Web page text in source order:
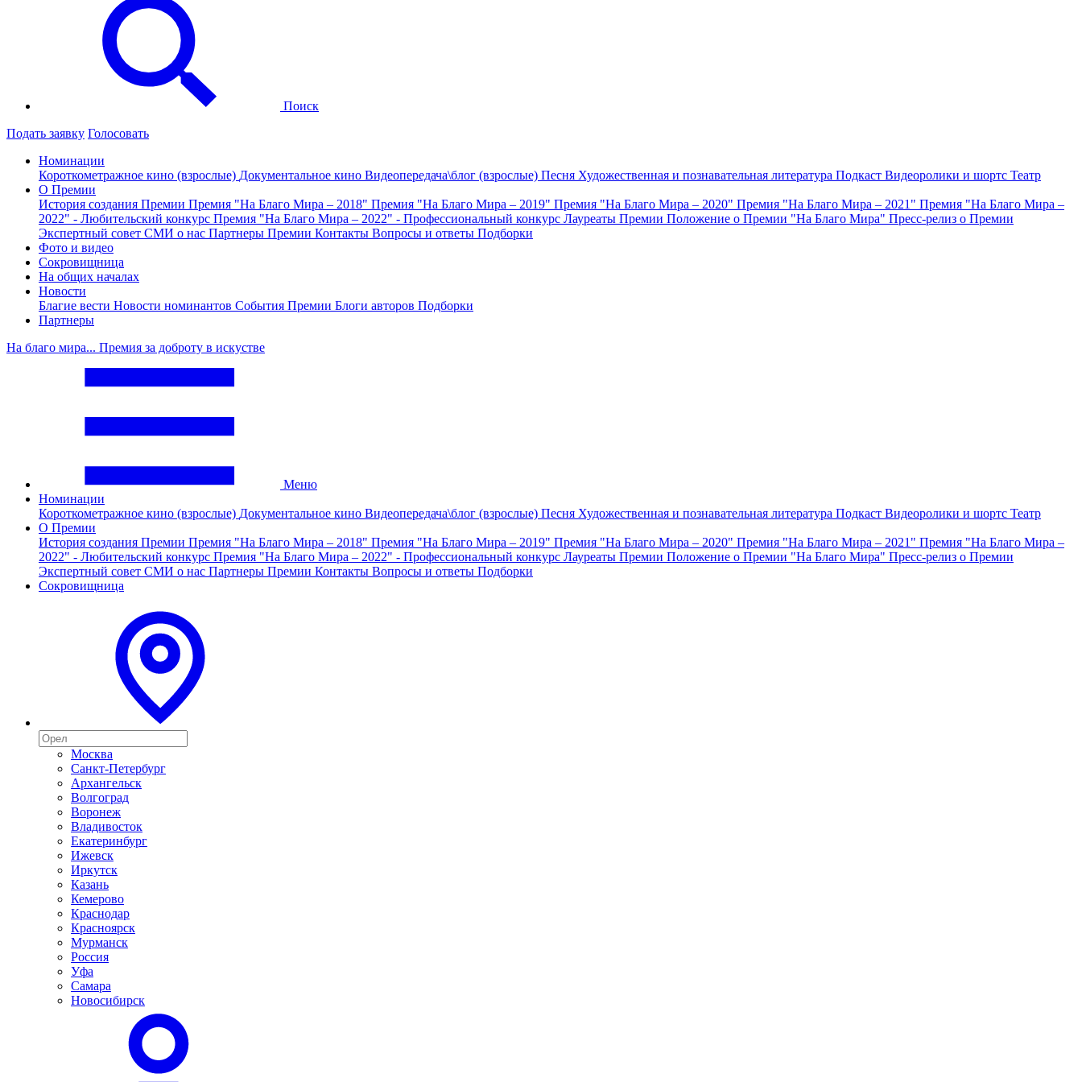
Поиск
Подать заявку Голосовать
Номинации
Короткометражное кино (взрослые) Документальное кино Видеопередача\блог (взрослые) Песня Художественная и познавательная литература Подкаст Видеоролики и шортс Театр
О Премии
История создания Премии Премия "На Благо Мира – 2018" Премия "На Благо Мира – 2019" Премия "На Благо Мира – 2020" Премия "На Благо Мира – 2021" Премия "На Благо Мира –
2022" - Любительский конкурс Премия "На Благо Мира – 2022" - Профессиональный конкурс Лауреаты Премии Положение о Премии "На Благо Мира" Пресс-релиз о Премии
Экспертный совет СМИ о нас Партнеры Премии Контакты Вопросы и ответы Подборки
Фото и видео
Сокровищница
На общих началах
Новости
Благие вести Новости номинантов События Премии Блоги авторов Подборки
Партнеры
На благо мира... Премия за доброту в искустве
Меню
Номинации
Короткометражное кино (взрослые) Документальное кино Видеопередача\блог (взрослые) Песня Художественная и познавательная литература Подкаст Видеоролики и шортс Театр
О Премии
История создания Премии Премия "На Благо Мира – 2018" Премия "На Благо Мира – 2019" Премия "На Благо Мира – 2020" Премия "На Благо Мира – 2021" Премия "На Благо Мира –
2022" - Любительский конкурс Премия "На Благо Мира – 2022" - Профессиональный конкурс Лауреаты Премии Положение о Премии "На Благо Мира" Пресс-релиз о Премии
Экспертный совет СМИ о нас Партнеры Премии Контакты Вопросы и ответы Подборки
Сокровищница
Москва
Санкт-Петербург
Архангельск
Волгоград
Воронеж
Владивосток
Екатеринбург
Ижевск
Иркутск
Казань
Кемерово
Краснодар
Красноярск
Мурманск
Россия
Уфа
Самара
Новосибирск